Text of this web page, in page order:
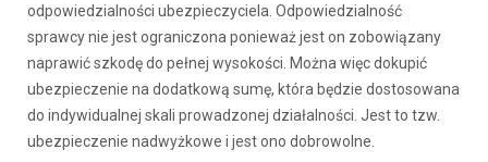
odpowiedzialności ubezpieczyciela. Odpowiedzialność
sprawcy nie jest ograniczona ponieważ jest on zobowiązany
naprawić szkodę do pełnej wysokości. Można więc dokupić
ubezpieczenie na dodatkową sumę, która będzie dostosowana
do indywidualnej skali prowadzonej działalności. Jest to tzw.
ubezpieczenie nadwyżkowe i jest ono dobrowolne.